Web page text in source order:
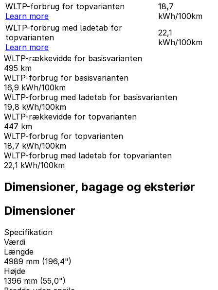
WLTP-forbrug for topvarianten
Learn more
18,7
kWh/100km
WLTP-forbrug med ladetab for
topvarianten
Learn more
22,1
kWh/100km
WLTP-rækkevidde for basisvarianten
495 km
WLTP-forbrug for basisvarianten
16,9 kWh/100km
WLTP-forbrug med ladetab for basisvarianten
19,8 kWh/100km
WLTP-rækkevidde for topvarianten
447 km
WLTP-forbrug for topvarianten
18,7 kWh/100km
WLTP-forbrug med ladetab for topvarianten
22,1 kWh/100km
Dimensioner, bagage og eksteriør
Dimensioner
Specifikation
Værdi
Længde
4989 mm (196,4")
Højde
1396 mm (55,0")